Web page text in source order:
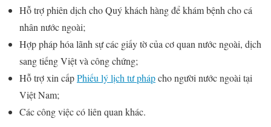
Hỗ trợ phiên dịch cho Quý khách hàng để khám bệnh cho cá
nhân nước ngoài;
Hợp pháp hóa lãnh sự các giấy tờ của cơ quan nước ngoài, dịch
sang tiếng Việt và công chứng;
Hỗ trợ xin cấpPhiếu lý lịch tư phápcho người nước ngoài tại
Việt Nam;
Các công việc có liên quan khác.